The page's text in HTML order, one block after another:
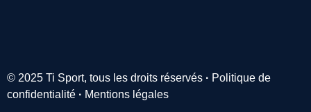
© 2025 Ti Sport, tous les droits réservés · Politique de
confidentialité · Mentions légales